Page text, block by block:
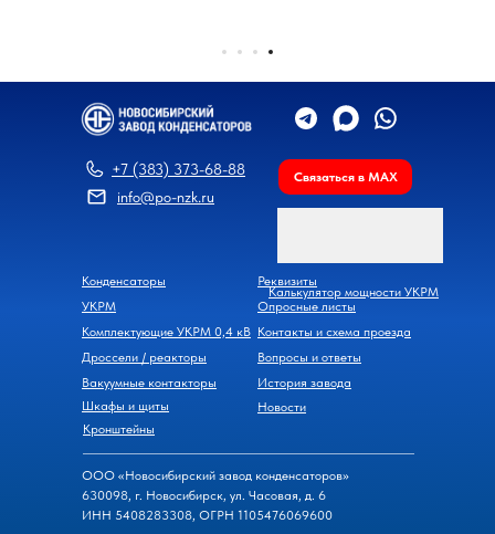
info@po-nzk.ru
Конденсаторы
УКРМ
Комплектующие УКРМ 0,4 кВ
Кронштейны
Шкафы и щиты
Вакуумные контакторы
Дроссели / реакторы
Реквизиты
Калькулятор мощности УКРМ
Опросные листы
Контакты и схема проезда
Вопросы и ответы
Новости
История завода
ООО «Новосибирский завод конденсаторов»
630098, г. Новосибирск, ул. Часовая, д. 6
ИНН 5408283308, ОГРН 1105476069600
+7 (383) 373-68-88 Связаться в MAX